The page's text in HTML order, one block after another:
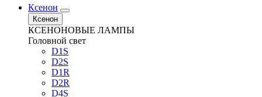
Ксенон
Ксенон
КСЕНОНОВЫЕ ЛАМПЫ
Головной свет
D1S
D2S
D1R
D2R
D4S